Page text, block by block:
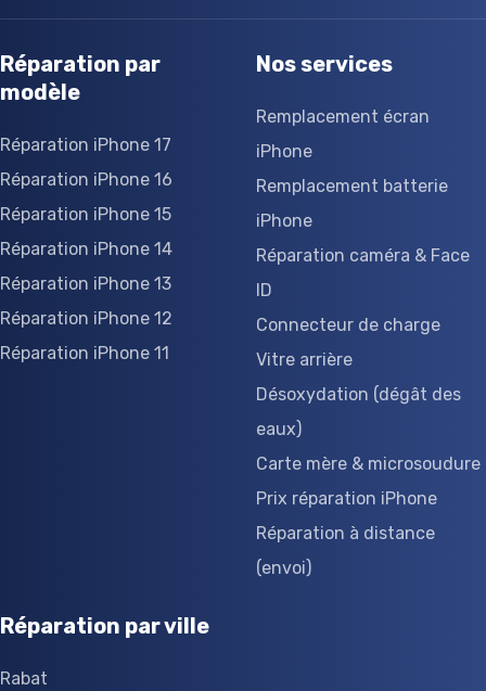
Réparation par
modèle
Réparation iPhone 17
Réparation iPhone 16
Réparation iPhone 15
Réparation iPhone 14
Réparation iPhone 13
Réparation iPhone 12
Réparation iPhone 11
Nos services
Remplacement écran
iPhone
Remplacement batterie
iPhone
Réparation caméra & Face
ID
Connecteur de charge
Vitre arrière
Désoxydation (dégât des
eaux)
Carte mère & microsoudure
Prix réparation iPhone
Réparation à distance
(envoi)
Réparation par ville
Rabat